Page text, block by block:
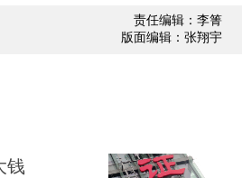
责任编辑：李箐
版面编辑：张翔宇
钱